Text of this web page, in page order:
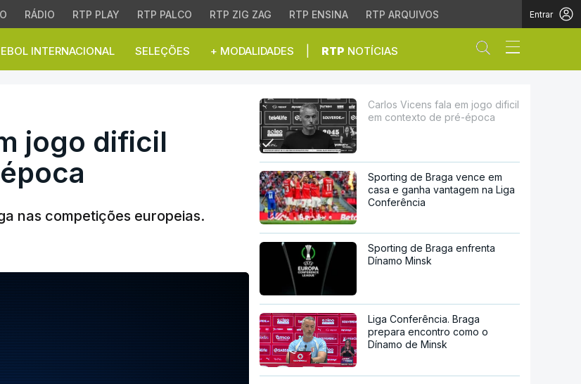
RÁDIO RTP PLAY RTP PALCO RTP ZIG ZAG RTP ENSINA RTP ARQUIVOS Entrar
INTERNACIONAL SELEÇÕES + MODALIDADES RTP NOTÍCIAS Abrir campo
| Notícias | RTP Notícias
jogo dificil
nas competições europeias.
Carlos Vicens fala em jogo dificil
em contexto de pré-época
Sporting de Braga vence em
casa e ganha vantagem na Liga
Conferência
Sporting de Braga enfrenta
Dínamo Minsk
Liga Conferência. Braga
prepara encontro como o
Dínamo de Minsk